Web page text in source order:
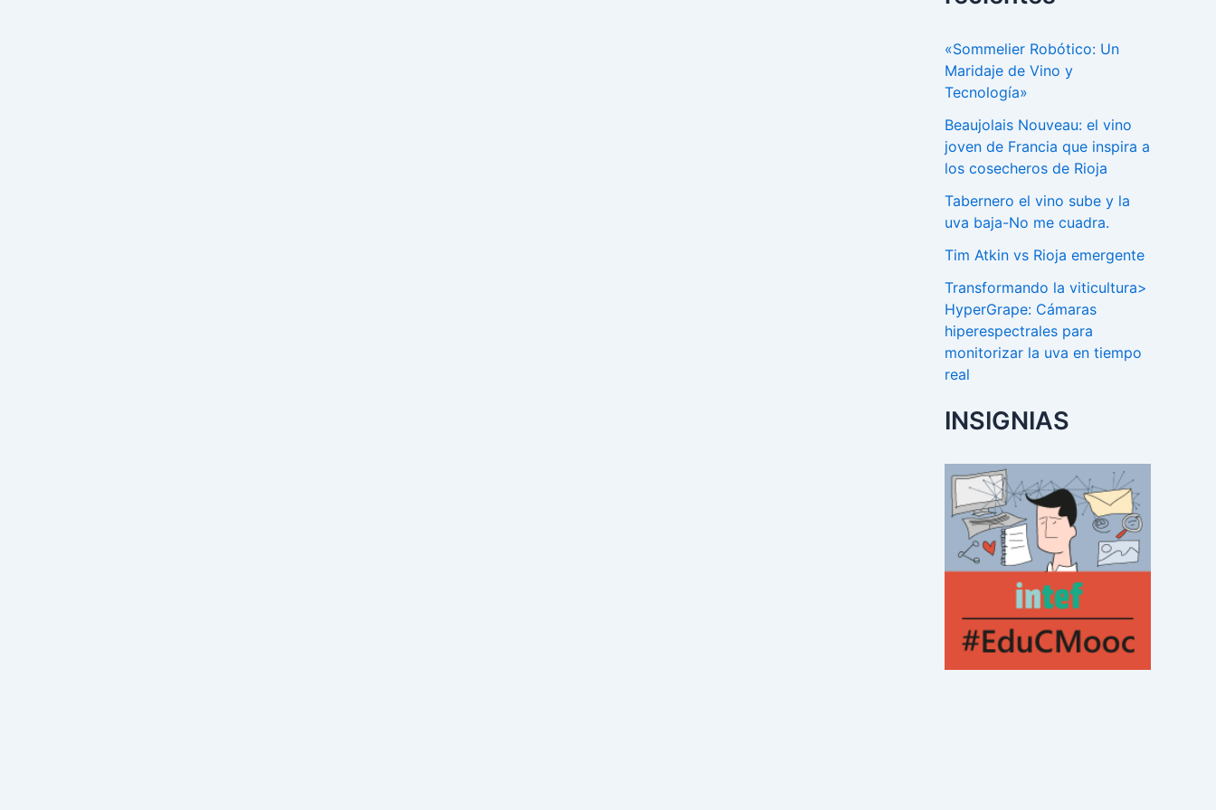
«Sommelier Robótico: Un
Maridaje de Vino y
Tecnología»
Beaujolais Nouveau: el vino
joven de Francia que inspira a
los cosecheros de Rioja
Tabernero el vino sube y la
uva baja-No me cuadra.
Tim Atkin vs Rioja emergente
Transformando la viticultura>
HyperGrape: Cámaras
hiperespectrales para
monitorizar la uva en tiempo
real
INSIGNIAS